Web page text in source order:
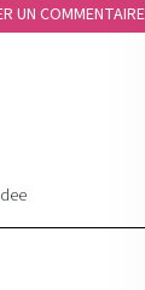
UN COMMENTAIRE